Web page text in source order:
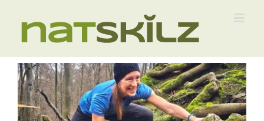
Inhalt
springen